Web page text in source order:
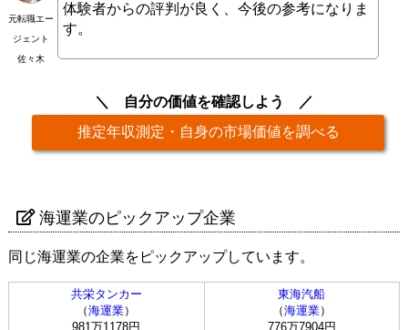
元転職エー
ジェント
佐々木
体験者からの評判が良く、今後の参考になりま
す。
自分の価値を確認しよう
推定年収測定・自身の市場価値を調べる
海運業のピックアップ企業
同じ海運業の企業をピックアップしています。
共栄タンカー
（海運業）
981万1178円
東海汽船
（海運業）
776万7904円